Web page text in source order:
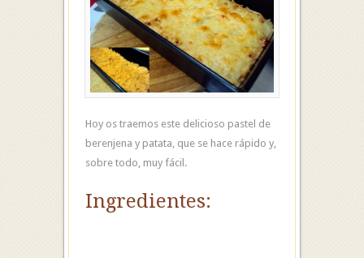
Hoy os traemos este delicioso pastel de
berenjena y patata, que se hace rápido y,
sobre todo, muy fácil.
Ingredientes: